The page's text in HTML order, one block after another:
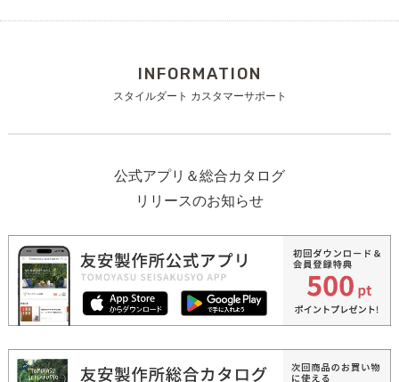
INFORMATION
スタイルダート カスタマーサポート
公式アプリ＆総合カタログ
リリースのお知らせ